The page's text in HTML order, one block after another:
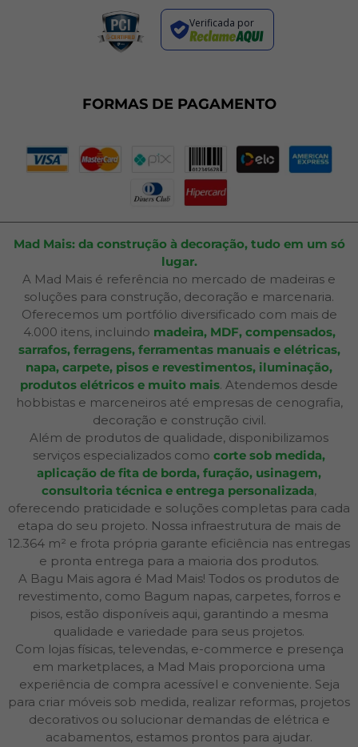
Regras de Promoções
Termos de Uso
Plano de Corte
Verificada por
FORMAS DE PAGAMENTO
Mad Mais: da construção à decoração, tudo em um só
lugar.
A Mad Mais é referência no mercado de madeiras e
soluções para construção, decoração e marcenaria.
Oferecemos um portfólio diversificado com mais de
4.000 itens, incluindo madeira, MDF, compensados,
sarrafos, ferragens, ferramentas manuais e elétricas,
napa, carpete, pisos e revestimentos, iluminação,
produtos elétricos e muito mais. Atendemos desde
hobbistas e marceneiros até empresas de cenografia,
decoração e construção civil.
Além de produtos de qualidade, disponibilizamos
serviços especializados como corte sob medida,
aplicação de fita de borda, furação, usinagem,
consultoria técnica e entrega personalizada,
oferecendo praticidade e soluções completas para cada
etapa do seu projeto. Nossa infraestrutura de mais de
12.364 m² e frota própria garante eficiência nas entregas
e pronta entrega para a maioria dos produtos.
A Bagu Mais agora é Mad Mais! Todos os produtos de
revestimento, como Bagum napas, carpetes, forros e
pisos, estão disponíveis aqui, garantindo a mesma
qualidade e variedade para seus projetos.
Com lojas físicas, televendas, e-commerce e presença
em marketplaces, a Mad Mais proporciona uma
experiência de compra acessível e conveniente. Seja
para criar móveis sob medida, realizar reformas, projetos
decorativos ou solucionar demandas de elétrica e
acabamentos, estamos prontos para ajudar.